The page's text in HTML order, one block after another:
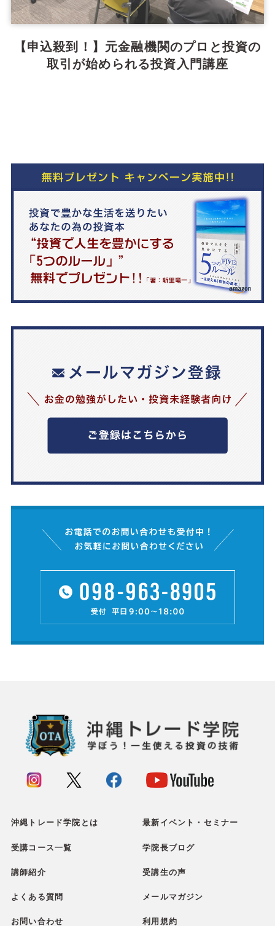
【申込殺到！】元金融機関のプロと投資の
取引が始められる投資入門講座
沖縄トレード学院とは 最新イベント・セミナー
受講コース一覧 学院長ブログ
講師紹介 受講生の声
よくある質問 メールマガジン
お問い合わせ 利用規約